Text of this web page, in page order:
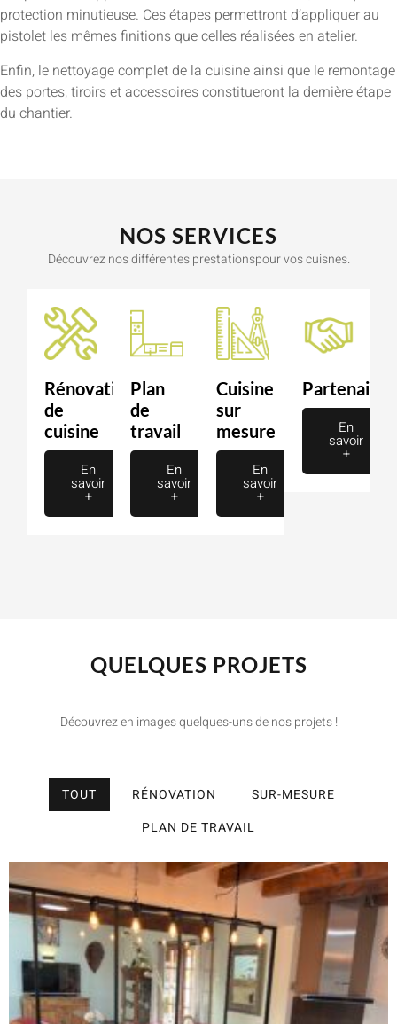
protection minutieuse. Ces étapes permettront d’appliquer au
pistolet les mêmes finitions que celles réalisées en atelier.
Enfin, le nettoyage complet de la cuisine ainsi que le remontage
des portes, tiroirs et accessoires constitueront la dernière étape
du chantier.
NOS SERVICES
Découvrez nos différentes prestationspour vos cuisnes.
Rénovation
de
cuisine
En
savoir
+
Plan
de
travail
En
savoir
+
Cuisine
sur
mesure
En
savoir
+
Partenaire
En
savoir
+
QUELQUES PROJETS
Découvrez en images quelques-uns de nos projets !
TOUT RÉNOVATION
SUR-MESURE
PLAN DE TRAVAIL